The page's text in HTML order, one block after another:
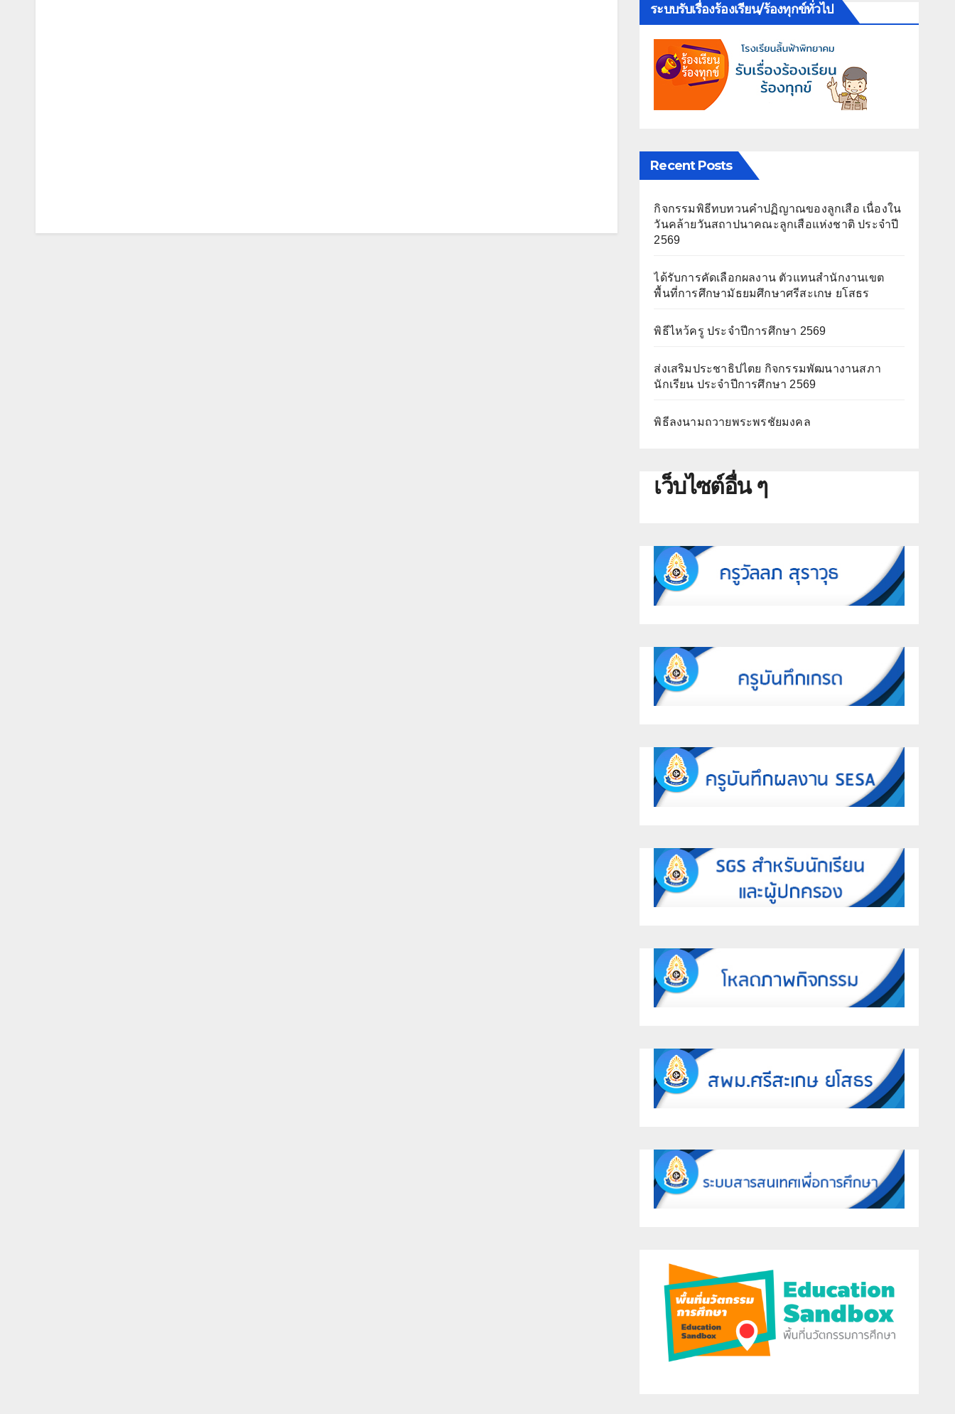
ระบบรับเรื่องร้องเรียน/ร้องทุกข์ทั่วไป
Recent Posts
กิจกรรมพิธีทบทวนคำปฏิญาณของลูกเสือ เนื่องใน
วันคล้ายวันสถาปนาคณะลูกเสือแห่งชาติ ประจำปี
2569
ได้รับการคัดเลือกผลงาน ตัวแทนสำนักงานเขต
พื้นที่การศึกษามัธยมศึกษาศรีสะเกษ ยโสธร
พิธีไหว้ครู ประจำปีการศึกษา 2569
ส่งเสริมประชาธิปไตย กิจกรรมพัฒนางานสภา
นักเรียน ประจำปีการศึกษา 2569
พิธีลงนามถวายพระพรชัยมงคล
เว็บไซต์อื่น ๆ